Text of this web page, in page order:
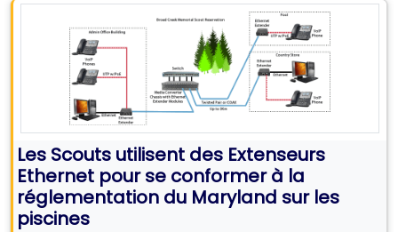
Les Scouts utilisent des Extenseurs
Ethernet pour se conformer à la
réglementation du Maryland sur les
piscines